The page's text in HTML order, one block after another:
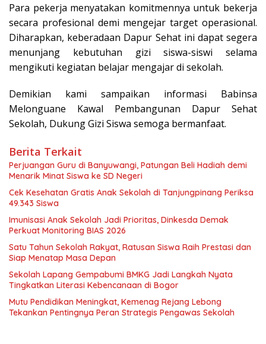
Para pekerja menyatakan komitmennya untuk bekerja
secara profesional demi mengejar target operasional.
Diharapkan, keberadaan Dapur Sehat ini dapat segera
menunjang kebutuhan gizi siswa-siswi selama
mengikuti kegiatan belajar mengajar di sekolah.
Demikian kami sampaikan informasi Babinsa
Melonguane Kawal Pembangunan Dapur Sehat
Sekolah, Dukung Gizi Siswa semoga bermanfaat.
Berita Terkait
Perjuangan Guru di Banyuwangi, Patungan Beli Hadiah demi
Menarik Minat Siswa ke SD Negeri
Cek Kesehatan Gratis Anak Sekolah di Tanjungpinang Periksa
49.343 Siswa
Imunisasi Anak Sekolah Jadi Prioritas, Dinkesda Demak
Perkuat Monitoring BIAS 2026
Satu Tahun Sekolah Rakyat, Ratusan Siswa Raih Prestasi dan
Siap Menatap Masa Depan
Sekolah Lapang Gempabumi BMKG Jadi Langkah Nyata
Tingkatkan Literasi Kebencanaan di Bogor
Mutu Pendidikan Meningkat, Kemenag Rejang Lebong
Tekankan Pentingnya Peran Strategis Pengawas Sekolah